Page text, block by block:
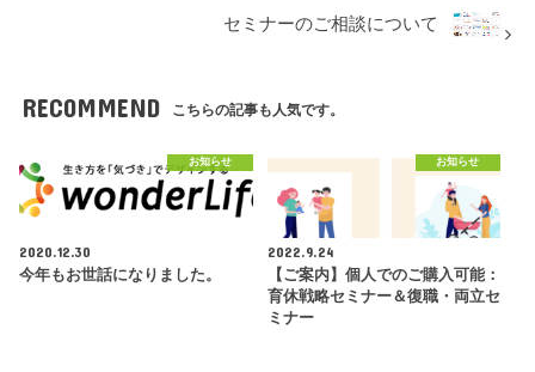
セミナーのご相談について
RECOMMEND こちらの記事も人気です。
お知らせ
2020.12.30
今年もお世話になりました。
お知らせ
2022.9.24
【ご案内】個人でのご購入可能：
育休戦略セミナー＆復職・両立セ
ミナー